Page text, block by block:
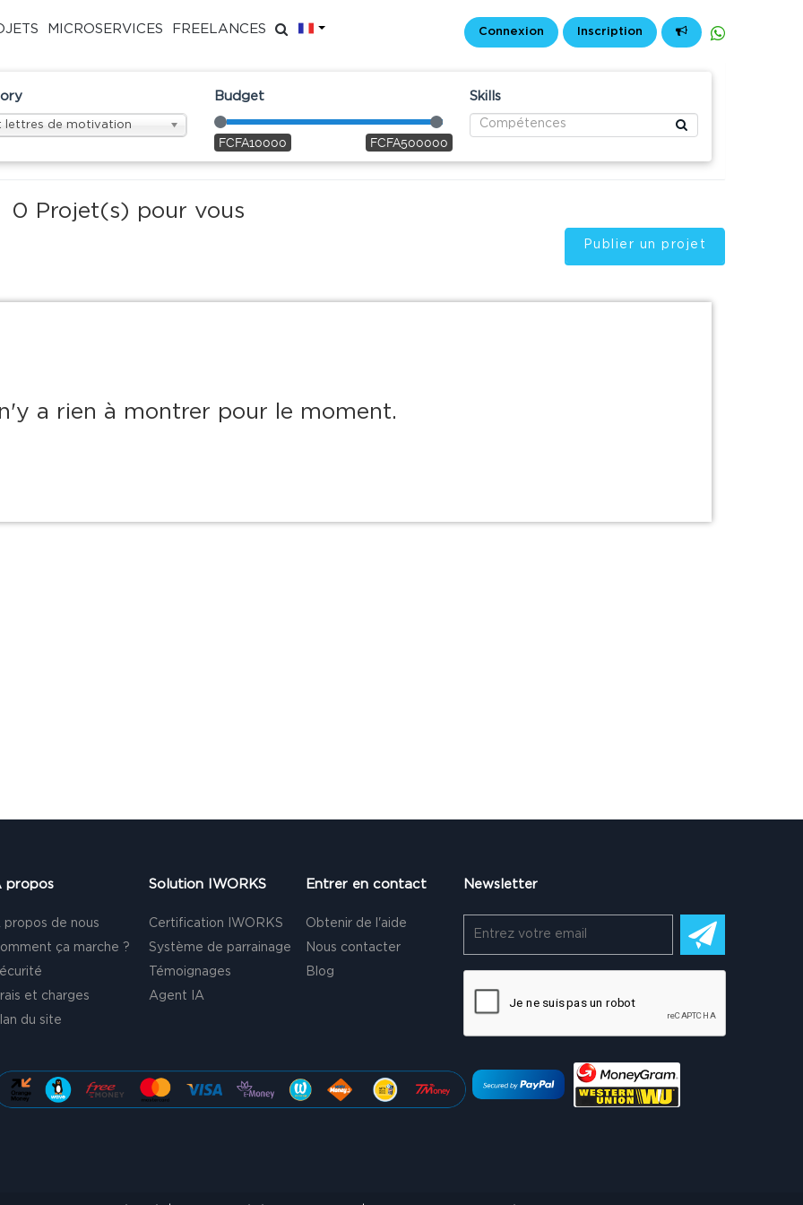
MICROSERVICES FREELANCES FR Connexion Inscription
lettres de motivation
Budget
FCFA10000 FCFA500000
Skills
0 Projet(s) pour vous
Publier un projet
a rien à montrer pour le moment.
propos
propos de nous
ça marche ?
et charges
du site
Solution IWORKS
Certification IWORKS
Système de parrainage
Témoignages
Agent IA
Entrer en contact
Obtenir de l'aide
Nous contacter
Blog
Newsletter